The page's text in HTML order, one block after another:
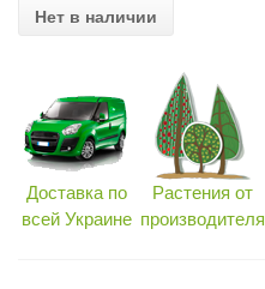
Нет в наличии
Доставка по
всей Украине
Растения от
производителя